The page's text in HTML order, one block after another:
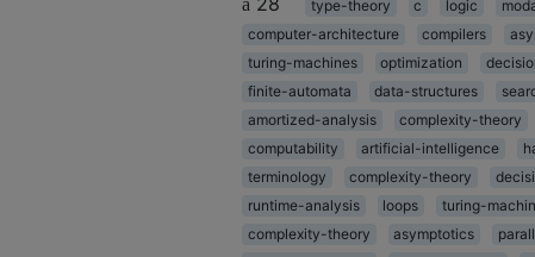
type-theory c logic
computer-architecture
compilers
turing-machines
optimization
finite-automata
data-structures
amortized-analysis
complexity-theory
computability
artificial-intelligence
terminology
complexity-theory
runtime-analysis
loops turing-
complexity-theory
asymptotics